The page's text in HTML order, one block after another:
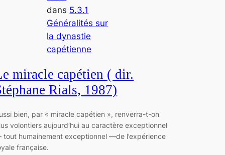
dans 5.3.1
Généralités sur
la dynastie
capétienne
miracle capétien ( dir.
Rials, 1987)
bien, par « miracle capétien », renverra-t-on
volontiers aujourd’hui au caractère exceptionnel
humainement exceptionnel —de l’expérience
française.